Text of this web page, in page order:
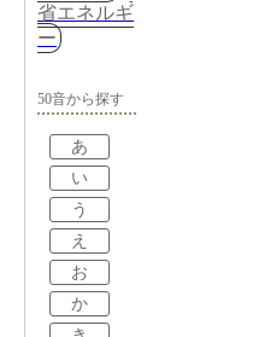
省エネルギ
ー
50音から探す
あ
い
う
え
お
か